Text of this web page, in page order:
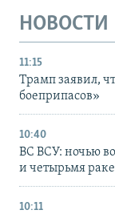
НОВОСТИ
11:15
Трамп заявил,
боеприпасов»
10:40
ВС ВСУ: ночью
и четырьмя
10:11